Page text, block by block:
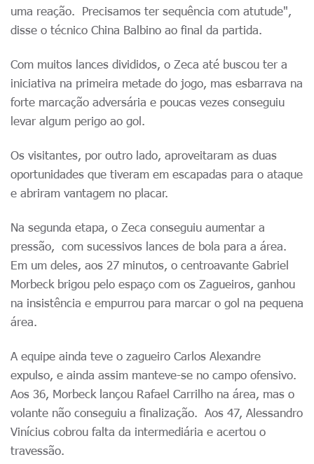
uma reação. Precisamos ter sequência com atutude",
disse o técnico China Balbino ao final da partida.
Com muitos lances divididos, o Zeca até buscou ter a
iniciativa na primeira metade do jogo, mas esbarrava na
forte marcação adversária e poucas vezes conseguiu
levar algum perigo ao gol.
Os visitantes, por outro lado, aproveitaram as duas
oportunidades que tiveram em escapadas para o ataque
e abriram vantagem no placar.
Na segunda etapa, o Zeca conseguiu aumentar a
pressão, com sucessivos lances de bola para a área.
Em um deles, aos 27 minutos, o centroavante Gabriel
Morbeck brigou pelo espaço com os Zagueiros, ganhou
na insistência e empurrou para marcar o gol na pequena
área.
A equipe ainda teve o zagueiro Carlos Alexandre
expulso, e ainda assim manteve-se no campo ofensivo.
Aos 36, Morbeck lançou Rafael Carrilho na área, mas o
volante não conseguiu a finalização. Aos 47, Alessandro
Vinícius cobrou falta da intermediária e acertou o
travessão.